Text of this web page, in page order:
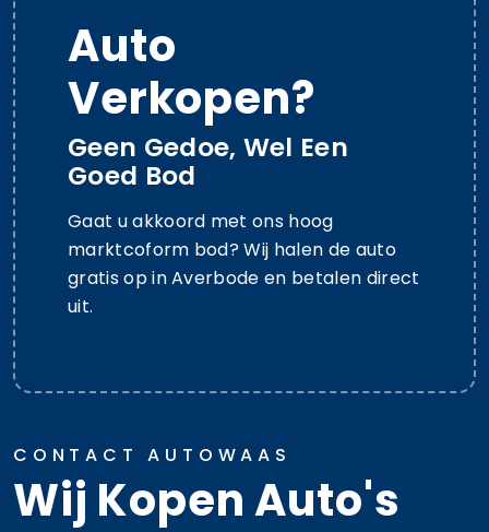
Auto
Verkopen?
Geen Gedoe, Wel Een
Goed Bod
Gaat u akkoord met ons hoog
marktcoform bod? Wij halen de auto
gratis op in Averbode en betalen direct
uit.
CONTACT AUTOWAAS
Wij Kopen Auto's